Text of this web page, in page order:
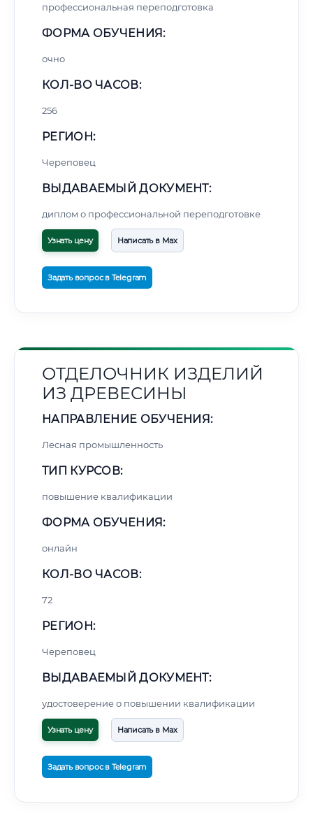
профессиональная переподготовка
ФОРМА ОБУЧЕНИЯ:
очно
КОЛ-ВО ЧАСОВ:
256
РЕГИОН:
Череповец
ВЫДАВАЕМЫЙ ДОКУМЕНТ:
диплом о профессиональной переподготовке
Узнать цену Написать в Max
Задать вопрос в Telegram
ОТДЕЛОЧНИК ИЗДЕЛИЙ
ИЗ ДРЕВЕСИНЫ
НАПРАВЛЕНИЕ ОБУЧЕНИЯ:
Лесная промышленность
ТИП КУРСОВ:
повышение квалификации
ФОРМА ОБУЧЕНИЯ:
онлайн
КОЛ-ВО ЧАСОВ:
72
РЕГИОН:
Череповец
ВЫДАВАЕМЫЙ ДОКУМЕНТ:
удостоверение о повышении квалификации
Узнать цену Написать в Max
Задать вопрос в Telegram